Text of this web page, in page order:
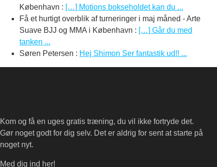
København : […] Motions bokseholdet kan du ...
Få et hurtigt overblik af turneringer i maj måned - Arte
Suave BJJ og MMA i København : […] Går du med
tanken ...
Søren Petersen : Hej Shimon Ser fantastik ud!! ...
Kom og få en uges gratis træning, du vil ikke fortryde det.
Gør noget godt for dig selv. Det er aldrig for sent at starte på
noget nyt.
Med dig ind her!